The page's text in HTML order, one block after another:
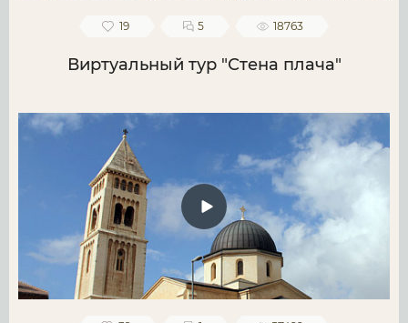
19 5 18763
Виртуальный тур "Стена плача"